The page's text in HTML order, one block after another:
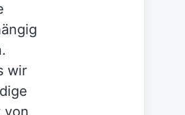
wir
von